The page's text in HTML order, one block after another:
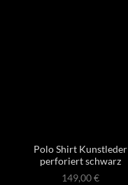
Polo Shirt Kunstleder
perforiert schwarz
149,00€